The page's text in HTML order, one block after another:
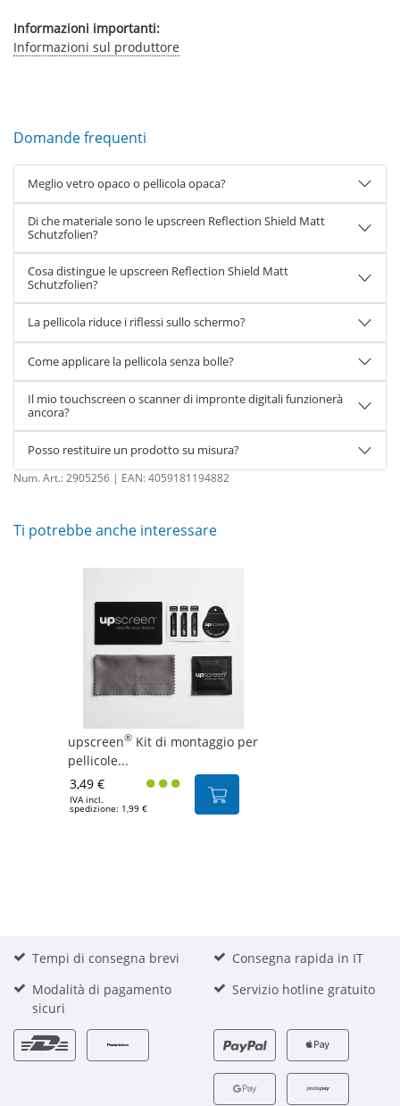
Informazioni importanti:
Informazioni sul produttore
Domande frequenti
Meglio vetro opaco o pellicola opaca?
Di che materiale sono le upscreen Reflection Shield Matt
Schutzfolien?
Cosa distingue le upscreen Reflection Shield Matt
Schutzfolien?
La pellicola riduce i riflessi sullo schermo?
Come applicare la pellicola senza bolle?
Il mio touchscreen o scanner di impronte digitali funzionerà
ancora?
Posso restituire un prodotto su misura?
Num. Art.:2905256 | EAN:4059181194882
Ti potrebbe anche interessare
upscreen® Kit di montaggio per
pellicole...
3,49 €
IVA incl.
spedizione: 1,99 €
Tempi di consegna brevi
Consegna rapida in IT
Modalità di pagamento
sicuri
Servizio hotline gratuito